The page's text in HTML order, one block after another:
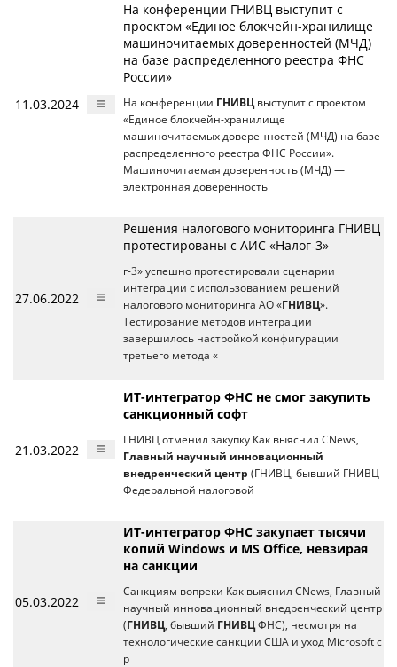
11.03.2024
На конференции ГНИВЦ выступит с
проектом «Единое блокчейн-хранилище
машиночитаемых доверенностей (МЧД)
на базе распределенного реестра ФНС
России»
На конференции ГНИВЦвыступит с проектом
«Единое блокчейн-хранилище
машиночитаемых доверенностей (МЧД) на базе
распределенного реестра ФНС России».
Машиночитаемая доверенность (МЧД) —
электронная доверенность
27.06.2022
Решения налогового мониторинга ГНИВЦ
протестированы с АИС «Налог-3»
г-3» успешно протестировали сценарии
интеграции с использованием решений
налогового мониторинга АО «ГНИВЦ».
Тестирование методов интеграции
завершилось настройкой конфигурации
третьего метода «
21.03.2022
ИТ-интегратор ФНС не смог закупить
санкционный софт
ГНИВЦ отменил закупку Как выяснил CNews,
Главный научный инновационный
внедренческий центр (ГНИВЦ, бывший ГНИВЦ
Федеральной налоговой
05.03.2022
ИТ-интегратор ФНС закупает тысячи
копий Windows и MS Office, невзирая
на санкции
Санкциям вопреки Как выяснил CNews, Главный
научный инновационный внедренческий центр
(ГНИВЦ, бывший ГНИВЦФНС), несмотря на
технологические санкции США и уход Microsoft с
р